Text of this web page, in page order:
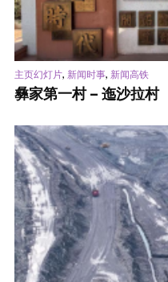
主页幻灯片, 新闻时事, 新闻高铁
彝家第一村 – 迤沙拉村